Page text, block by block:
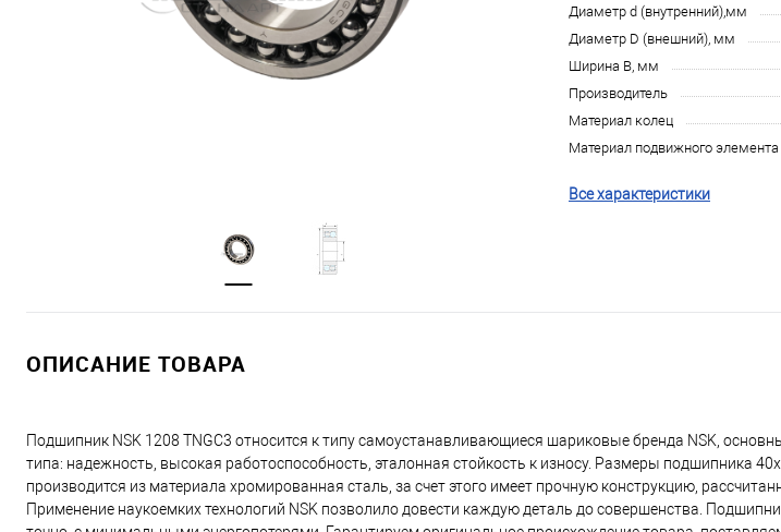
Диаметр d (внутренний),мм
Диаметр D (внешний), мм
Ширина B, мм
Производитель
Материал колец
Материал подвижного элемента
Все характеристики
ОПИСАНИЕ ТОВАРА
Подшипник NSK 1208 TNGC3 относится к типу самоустанавливающиеся шариковые бренда NSK,
типа: надежность, высокая работоспособность, эталонная стойкость к износу. Размеры подшипника
производится из материала хромированная сталь, за счет этого имеет прочную конструкцию,
Применение наукоемких технологий NSK позволило довести каждую деталь до совершенства.